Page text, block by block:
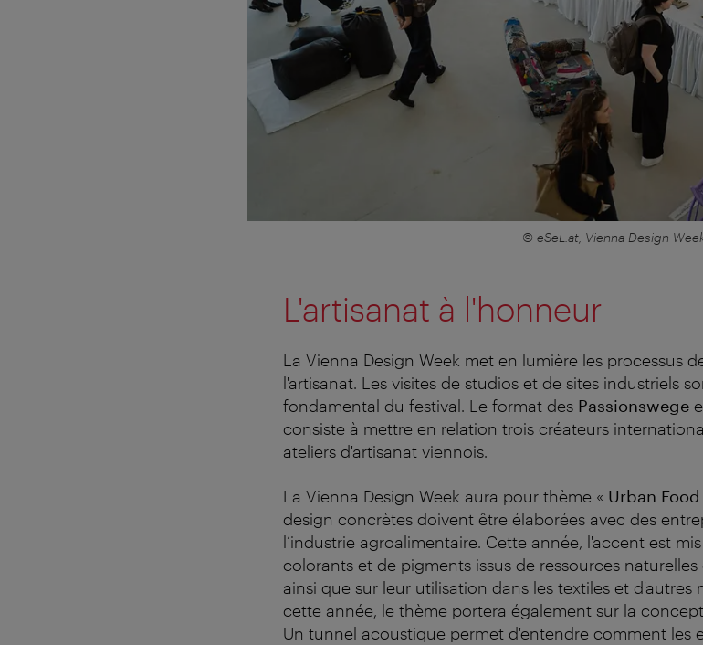
© eSeL.at, Vienna Design
L'artisanat à l'honneur
La Vienna Design Week met en lumière les processus
l'artisanat. Les visites de studios et de sites industriels
fondamental du festival. Le format des Passionswege
consiste à mettre en relation trois créateurs
ateliers d'artisanat viennois.
La Vienna Design Week aura pour thème « Urban
design concrètes doivent être élaborées avec des
l’industrie agroalimentaire. Cette année, l'accent est
colorants et de pigments issus de ressources
ainsi que sur leur utilisation dans les textiles et d'autres
cette année, le thème portera également sur la
Un tunnel acoustique permet d'entendre comment les